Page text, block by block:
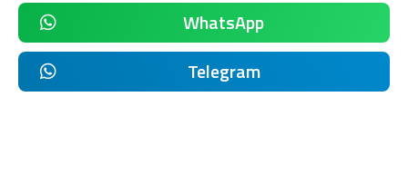
WhatsApp
Telegram